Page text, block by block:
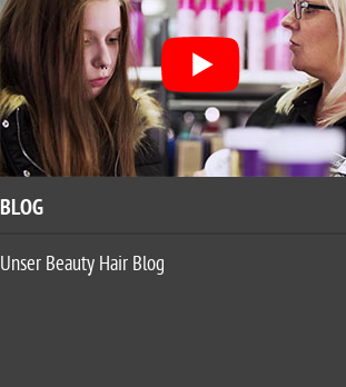
BLOG
Unser Beauty Hair Blog